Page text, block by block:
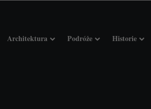
Architektura Podróże Historie